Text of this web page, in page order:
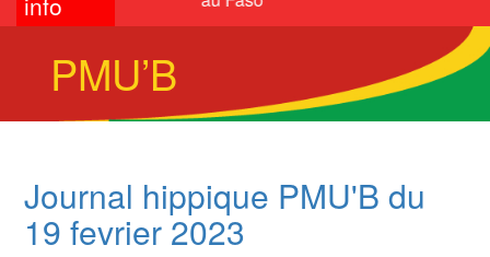
PMU’B
Journal hippique PMU'B du
19 fevrier 2023